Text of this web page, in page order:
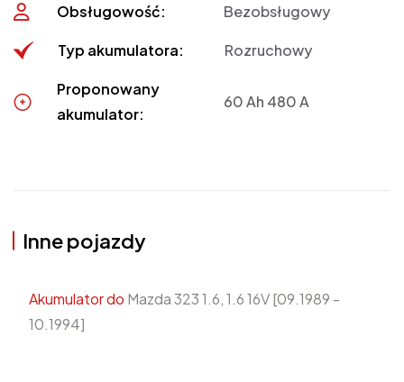
Obsługowość: Bezobsługowy
Typ akumulatora: Rozruchowy
Proponowany
akumulator:
60 Ah 480 A
Inne pojazdy
Akumulator do Mazda 323 1.6, 1.6 16V [09.1989 -
10.1994]